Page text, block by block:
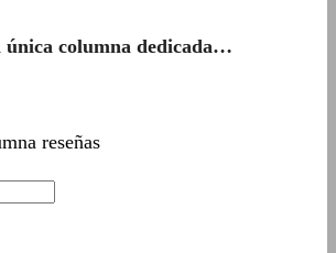
única columna dedicada…
reseñas